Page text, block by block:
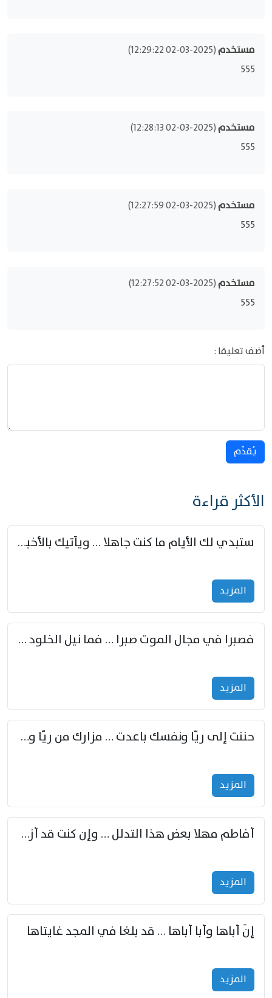
مستخدم(2025-03-02 12:29:22)
555
مستخدم(2025-03-02 12:28:13)
555
مستخدم(2025-03-02 12:27:59)
555
مستخدم(2025-03-02 12:27:52)
555
أضف تعليقا :
يُقدِّم
الأكثر قراءة
ستبدي لك الأيام ما كنت جاهلا … ويأتيك بالأخبار من لم تزوّد
المزید
فصبرا في مجال الموت صبرا … فما نيل الخلود بمستطاع
المزید
حننت إلى ريّا ونفسك باعدت … مزارك من ريّا وشعباكما معا
المزید
أفاطم مهلا بعض هذا التدلل … وإن كنت قد أزمعت صرمي فأجملي
المزید
إنّ أباها وأبا أباها … قد بلغا في المجد غايتاها
المزید